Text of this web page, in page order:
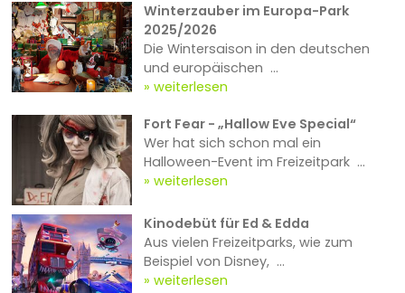
Winterzauber im Europa-Park
2025/2026
Die Wintersaison in den deutschen
und europäischen ...
weiterlesen
Fort Fear - „Hallow Eve Special“
Wer hat sich schon mal ein
Halloween-Event im Freizeitpark ...
weiterlesen
Kinodebüt für Ed & Edda
Aus vielen Freizeitparks, wie zum
Beispiel von Disney, ...
weiterlesen